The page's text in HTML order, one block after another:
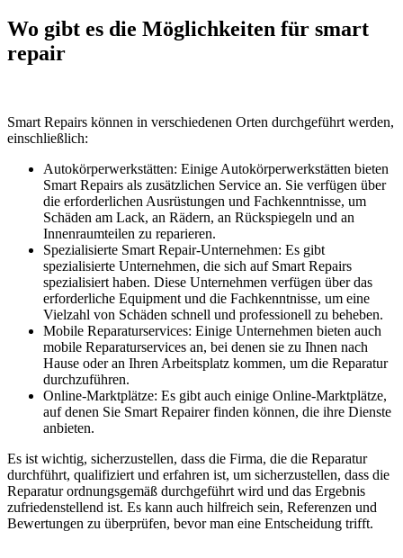
Wo gibt es die Möglichkeiten für smart
repair
Smart Repairs können in verschiedenen Orten durchgeführt werden,
einschließlich:
Autokörperwerkstätten: Einige Autokörperwerkstätten bieten
Smart Repairs als zusätzlichen Service an. Sie verfügen über
die erforderlichen Ausrüstungen und Fachkenntnisse, um
Schäden am Lack, an Rädern, an Rückspiegeln und an
Innenraumteilen zu reparieren.
Spezialisierte Smart Repair-Unternehmen: Es gibt
spezialisierte Unternehmen, die sich auf Smart Repairs
spezialisiert haben. Diese Unternehmen verfügen über das
erforderliche Equipment und die Fachkenntnisse, um eine
Vielzahl von Schäden schnell und professionell zu beheben.
Mobile Reparaturservices: Einige Unternehmen bieten auch
mobile Reparaturservices an, bei denen sie zu Ihnen nach
Hause oder an Ihren Arbeitsplatz kommen, um die Reparatur
durchzuführen.
Online-Marktplätze: Es gibt auch einige Online-Marktplätze,
auf denen Sie Smart Repairer finden können, die ihre Dienste
anbieten.
Es ist wichtig, sicherzustellen, dass die Firma, die die Reparatur
durchführt, qualifiziert und erfahren ist, um sicherzustellen, dass die
Reparatur ordnungsgemäß durchgeführt wird und das Ergebnis
zufriedenstellend ist. Es kann auch hilfreich sein, Referenzen und
Bewertungen zu überprüfen, bevor man eine Entscheidung trifft.